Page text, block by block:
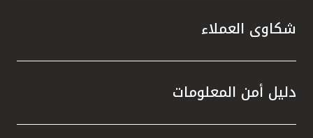
شكاوى العملاء
دليل أمن المعلومات